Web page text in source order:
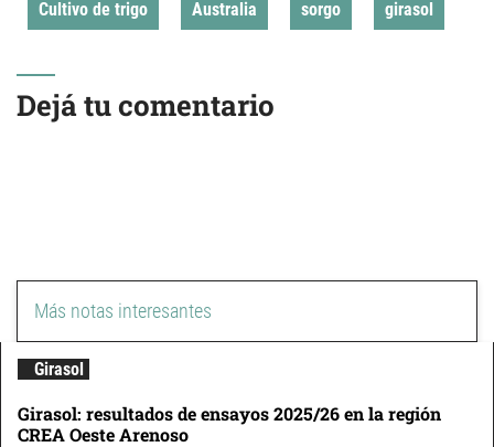
Cultivo de trigo Australia sorgo girasol
Dejá tu comentario
Más notas interesantes
Girasol
Girasol: resultados de ensayos 2025/26 en la región
CREA Oeste Arenoso